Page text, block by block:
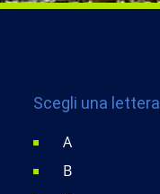
Scegli una lettera
A
B